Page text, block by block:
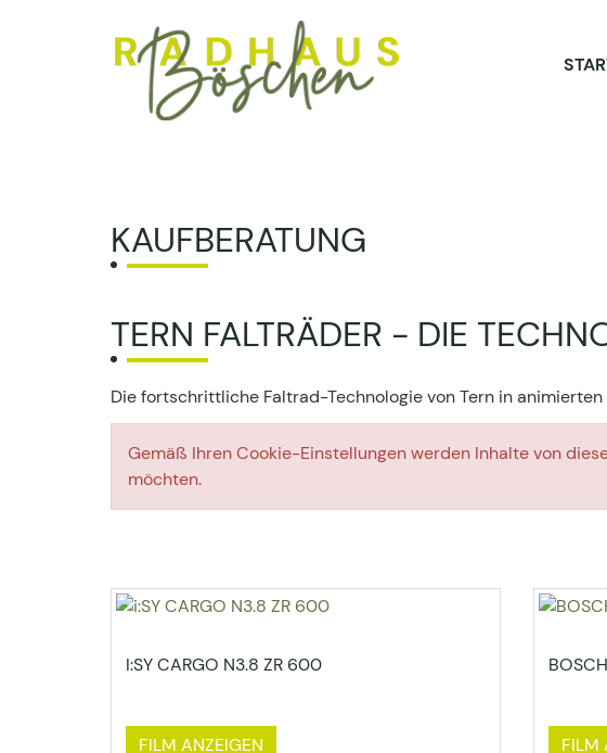
KAUFBERATUNG
TERN FALTRÄDER - DIE
Die fortschrittliche Faltrad-Technologie von Tern in
Gemäß Ihren Cookie-Einstellungen werden Inhalte von
möchten.
I:SY CARGO N3.8 ZR 600
FILM ANZEIGEN FILM